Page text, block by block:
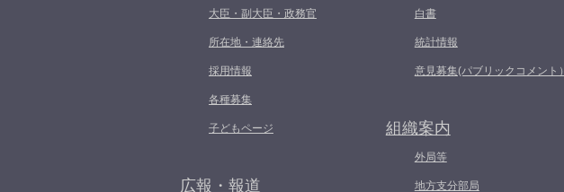
大臣・副大臣・政務官
所在地・連絡先
採用情報
各種募集
子どもページ
広報・報道
白書
統計情報
意見募集(パブリックコメント）
組織案内
外局等
地方支分部局